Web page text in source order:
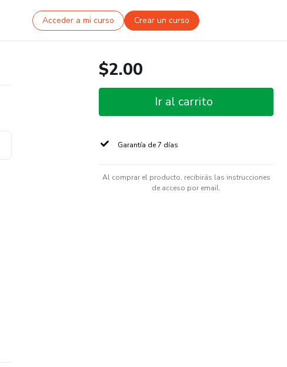
Acceder a mi curso Crear un curso
$2.00
Ir al carrito
Garantía de 7 días
Al comprar el producto, recibirás las instrucciones
de acceso por email.